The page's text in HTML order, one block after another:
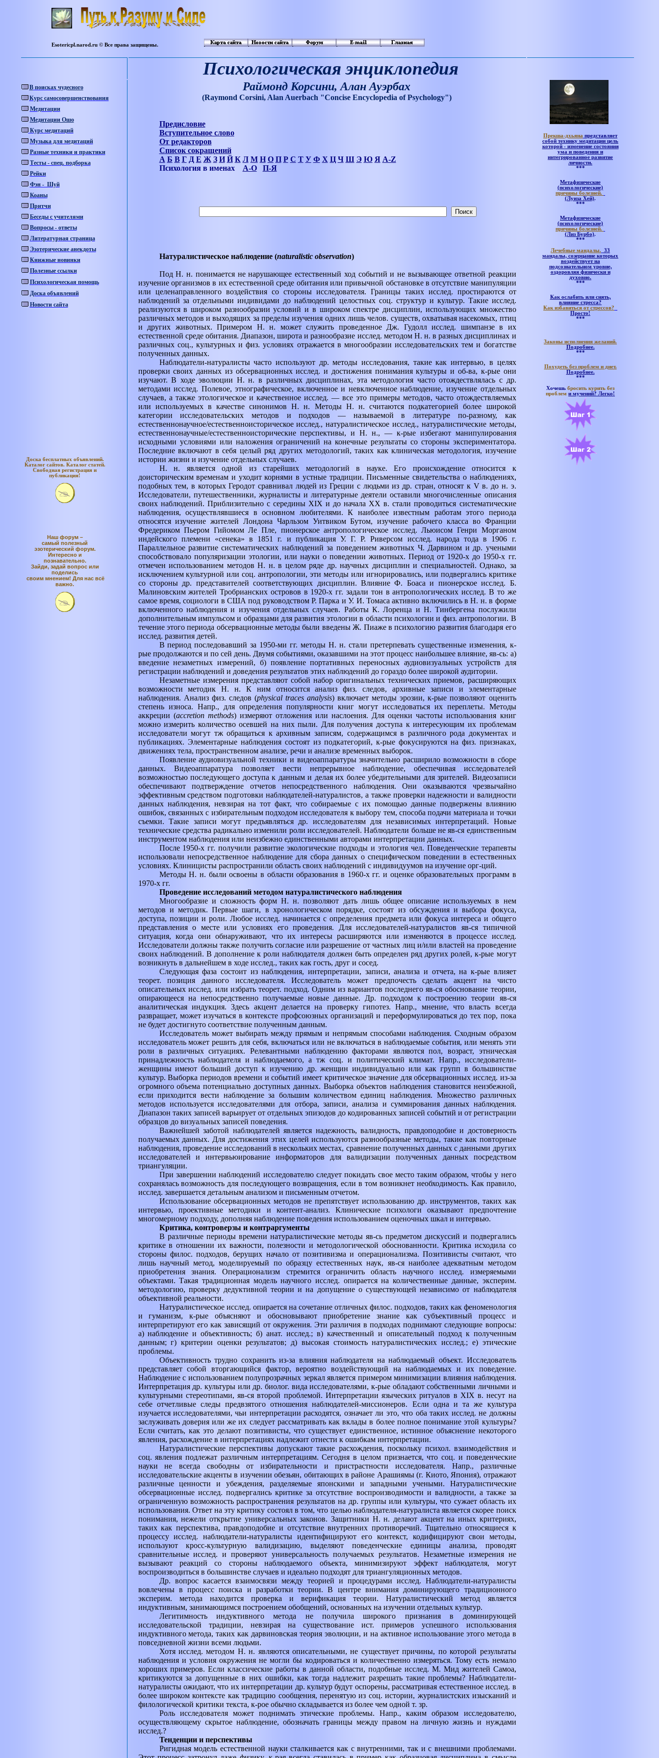
Esotericpl.narod.ru © Все права защищены.
Психологическая энциклопедия
В поисках чудесного
Курс самосовершенствования
Медитации
Медитации Ошо
Курс медитаций
Музыка для медитаций
Разные техники и практики
Тесты - спец. подборка
Рейки
Фэн - Шуй
Коаны
Притчи
Беседы с учителями
Вопросы - ответы
Литературная страница
Эзотерические анекдоты
Книжные новинки
Полезные ссылки
Психологическая помощь
Доска объявлений
Новости сайта
Доска бесплатных объявлений.
Каталог сайтов. Каталог статей.
Свободная регистрация и
публикация!
Наш форум –
самый полезный
эзотерический форум.
Интересно и
познавательно.
Зайди, задай вопрос или
поделись
своим мнением! Для нас всё
важно.
Раймонд Корсини, Алан Ауэрбах
(Raymond Corsini, Alan Auerbach "Concise Encyclopedia оf Psychology")
Предисловие
Вступительное слово
От редакторов
Список сокращений
А Б В Г Д Е Ж З И Й К Л М Н О П Р С Т У Ф Х Ц Ч Ш Э Ю Я A-Z
Психология в именах
А-О П-Я
Натуралистическое наблюдение (naturalistic observation)
Под Н. н. понимается не нарушающее естественный ход событий и не вызывающее ответной реакции
изучение организмов в их естественной среде обитания или привычной обстановке в отсутствие манипуляции
или целенаправленного воздействия со стороны исследователя. Границы таких исслед. простираются от
наблюдений за отдельными индивидами до наблюдений целостных соц. структур и культур. Такие исслед.
реализуются в широком разнообразии условий и в широком спектре дисциплин, использующих множество
различных методов и выходящих за пределы изучения одних лишь челов. существ, охватывая насекомых, птиц
и других животных. Примером Н. н. может служить проведенное Дж. Гудолл исслед. шимпанзе в их
естественной среде обитания. Диапазон, широта и разнообразие исслед. методом Н. н. в разных дисциплинах и
различных соц., культурных и физ. условиях отражается в многообразии исследовательских тем и богатстве
полученных данных.
Наблюдатели-натуралисты часто используют др. методы исследования, такие как интервью, в целях
проверки своих данных из обсервационных исслед. и достижения понимания культуры и об-ва, к-рые они
изучают. В ходе эволюции Н. н. в различных дисциплинах, эта методология часто отождествлялась с др.
методами исслед. Полевое, этнографическое, включенное и невключенное наблюдение, изучение отдельных
случаев, а также этологическое и качественное исслед. — все это примеры методов, часто отождествляемых
или используемых в качестве синонимов Н. н. Методы Н. н. считаются подкатегорией более широкой
категории исследовательских методов и подходов — называемой в литературе по-разному, как
естественнонаучное/естественноисторическое исслед., натуралистическое исслед., натуралистические методы,
естественнонаучные/естественноисторические перспективы, и Н. н., — к-рые избегают манипулирования
исходными условиями или наложения ограничений на конечные результаты со стороны экспериментатора.
Последние включают в себя целый ряд других методологий, таких как клиническая методология, изучение
истории жизни и изучение отдельных случаев.
Н. н. является одной из старейших методологий в науке. Его происхождение относится к
доисторическим временам и уходит корнями в устные традиции. Письменные свидетельства о наблюдениях,
подобных тем, в которых Геродот сравнивал людей из Греции с людьми из др. стран, относят к Vв. до н. э.
Исследователи, путешественники, журналисты и литературные деятели оставили многочисленные описания
своих наблюдений. Приблизительно с середины XIXи до начала XXв. стали проводиться систематические
наблюдения, осуществлявшиеся в основном любителями. К наиболее известным работам этого периода
относятся изучение жителей Лондона Чарльзом Уитвиком Бутом, изучение рабочего класса во Франции
Фредериком Пьером Гийомом Ле Пле, пионерское антропологическое исслед. Льюисом Генри Морганом
индейского племени «сенека» в 1851 г. и публикация У. Г. Р. Риверсом исслед. народа тода в 1906 г.
Параллельное развитие систематических наблюдений за поведением животных Ч. Дарвином и др. учеными
способствовало популяризации этологии, или науки о поведении животных. Период от 1920-х до 1950-х гг.
отмечен использованием методов Н. н. в целом ряде др. научных дисциплин и специальностей. Однако, за
исключением культурной или соц. антропологии, эти методы или игнорировались, или подвергались критике
со стороны др. представителей соответствующих дисциплин. Влияние Ф. Боаса и пионерское исслед. Б.
Малиновским жителей Тробрианских островов в 1920-х гг. задали тон в антропологических исслед. В то же
самое время, социологи в США под руководством Р. Парка и У. И. Томаса активно включились в Н. н. в форме
включенного наблюдения и изучения отдельных случаев. Работы К. Лоренца и Н. Тинбергена послужили
дополнительным импульсом и образцами для развития этологии в области психологии и физ. антропологии. В
течение этого периода обсервационные методы были введены Ж. Пиаже в психологию развития благодаря его
исслед. развития детей.
В период последовавший за 1950-ми гг. методы Н. н. стали претерпевать существенные изменения, к-
рые продолжаются и по сей день. Двумя событиями, оказавшими на этот процесс наибольшее влияние, яв-сь: а)
введение незаметных измерений, б) появление портативных переносных аудиовизуальных устройств для
регистрации наблюдений и доведения результатов этих наблюдений до гораздо более широкой аудитории.
Незаметные измерения представляют собой набор оригинальных технических приемов, расширяющих
возможности методик Н. н. К ним относится анализ физ. следов, архивные записи и элементарные
наблюдения. Анализ физ. следов (physical traces analysis) включает методы эрозии, к-рые позволяют оценить
степень износа. Напр., для определения популярности книг могут исследоваться их переплеты. Методы
аккреции (accretion methods) измеряют отложения или наслоения. Для оценки частоты использования книг
можно измерить количество осевшей на них пыли. Для получения доступа к интересующим их проблемам
исследователи могут тж обращаться к архивным записям, содержащимся в различного рода документах и
публикациях. Элементарные наблюдения состоят из подкатегорий, к-рые фокусируются на физ. признаках,
движениях тела, пространственном анализе, речи и анализе временных выборок.
Появление аудиовизуальной техники и видеоаппаратуры значительно расширило возможности в сборе
данных. Видеоаппаратура позволяет вести непрерывное наблюдение, обеспечивая исследователей
возможностью последующего доступа к данным и делая их более убедительными для зрителей. Видеозаписи
обеспечивают подтверждение отчетов непосредственного наблюдения. Они оказываются чрезвычайно
эффективным средством подготовки наблюдателей-натуралистов, а также проверки надежности и валидности
данных наблюдения, невзирая на тот факт, что собираемые с их помощью данные подвержены влиянию
ошибок, связанных с избирательным подходом исследователя к выбору тем, способа подачи материала и точки
съемки. Такие записи могут предъявляться др. исследователям для независимых интерпретаций. Новые
технические средства радикально изменили роли исследователей. Наблюдатели больше не яв-ся единственным
инструментом наблюдения или неизбежно единственными авторами интерпретации данных.
После 1950-х гг. получили развитие экологические подходы и этология чел. Поведенческие терапевты
использовали непосредственное наблюдение для сбора данных о специфическом поведении в естественных
условиях. Клиницисты распространили область своих наблюдений с индивидуумов на изучение орг-ций.
Методы Н. н. были освоены в области образования в 1960-х гг. и оценке образовательных программ в
1970-х гг.
Проведение исследований методом натуралистического наблюдения
Многообразие и сложность форм Н. н. позволяют дать лишь общее описание используемых в нем
методов и методик. Первые шаги, в хронологическом порядке, состоят из обсуждения и выбора фокуса,
доступа, позиции и роли. Любое исслед. начинается с определения предмета или фокуса интереса и общего
представления о месте или условиях его проведения. Для исследователей-натуралистов яв-ся типичной
ситуация, когда они обнаруживают, что их интересы расширяются или изменяются в процессе исслед.
Исследователи должны также получить согласие или разрешение от частных лиц и/или властей на проведение
своих наблюдений. В дополнение к роли наблюдателя должен быть определен ряд других ролей, к-рые могут
возникнуть в дальнейшем в ходе исслед., таких как гость, друг и сосед.
Следующая фаза состоит из наблюдения, интерпретации, записи, анализа и отчета, на к-рые влияет
теорет. позиция данного исследователя. Исследователь может предпочесть сделать акцент на чисто
описательных исслед. или избрать теорет. подход. Одним из вариантов последнего яв-ся обоснование теории,
опирающееся на непосредственно получаемые новые данные. Др. подходом к построению теории яв-ся
аналитическая индукция. Здесь акцент делается на проверку гипотез. Напр., мнение, что власть всегда
развращает, может изучаться в контексте профсоюзных организаций и переформулироваться до тех пор, пока
не будет достигнуто соответствие полученным данным.
Исследователь может выбирать между прямым и непрямым способами наблюдения. Сходным образом
исследователь может решить для себя, включаться или не включаться в наблюдаемые события, или менять эти
роли в различных ситуациях. Релевантными наблюдению факторами являются пол, возраст, этническая
принадлежность наблюдателя и наблюдаемого, а тж соц. и политический климат. Напр., исследователи-
женщины имеют больший доступ к изучению др. женщин индивидуально или как групп в большинстве
культур. Выборка периодов времени и событий имеет критическое значение для обсервационных исслед. из-за
огромного объема потенциально доступных данных. Выборка объектов наблюдения становится неизбежной,
если приходится вести наблюдение за большим количеством единиц наблюдения. Множество различных
методов используется исследователями для отбора, записи, анализа и суммирования данных наблюдения.
Диапазон таких записей варьирует от отдельных эпизодов до кодированных записей событий и от регистрации
образцов до визуальных записей поведения.
Важнейшей заботой наблюдателей является надежность, валидность, правдоподобие и достоверность
получаемых данных. Для достижения этих целей используются разнообразные методы, такие как повторные
наблюдения, проведение исследований в нескольких местах, сравнение полученных данных с данными других
исследователей и интервьюирование информаторов для валидизации полученных данных посредством
триангуляции.
При завершении наблюдений исследователю следует покидать свое место таким образом, чтобы у него
сохранялась возможность для последующего возвращения, если в том возникнет необходимость. Как правило,
исслед. завершается детальным анализом и письменным отчетом.
Использование обсервационных методов не препятствует использованию др. инструментов, таких как
интервью, проективные методики и контент-анализ. Клинические психологи оказывают предпочтение
многомерному подходу, дополняя наблюдение поведения использованием оценочных шкал и интервью.
Критика, контроверзы и контраргументы
В различные периоды времени натуралистические методы яв-сь предметом дискуссий и подвергались
критике в отношении их важности, полезности и методологической обоснованности. Критика исходила со
стороны филос. подходов, берущих начало от позитивизма и операционализма. Позитивисты считают, что
лишь научный метод, моделируемый по образцу естественных наук, яв-ся наиболее адекватным методом
приобретения знания. Операционализм стремится ограничить область научного исслед. измеряемыми
объектами. Такая традиционная модель научного исслед. опирается на количественные данные, эксперим.
методологию, проверку дедуктивной теории и на допущение о существующей независимо от наблюдателя
объективной реальности.
Натуралистическое исслед. опирается на сочетание отличных филос. подходов, таких как феноменология
и гуманизм, к-рые объясняют и обосновывают приобретение знание как субъективный процесс и
интерпретируют его как зависящий от окружения. Эти различия в подходах поднимают следующие вопросы:
а) наблюдение и объективность; б) анат. исслед.; в) качественный и описательный подход к полученным
данным; г) критерии оценки результатов; д) высокая стоимость натуралистических исслед.; е) этические
проблемы.
Объективность трудно сохранить из-за влияния наблюдателя на наблюдаемый объект. Исследователь
представляет собой вторгающийся фактор, вероятно воздействующий на наблюдаемых и их поведение.
Наблюдение с использованием полупрозрачных зеркал является примером минимизации влияния наблюдения.
Интерпретация др. культуры или др. биолог. вида исследователями, к-рые обладают собственными личными и
культурными стереотипами, яв-ся второй проблемой. Интерпретации языческих ритуалов в XIXв. несут на
себе отчетливые следы предвзятого отношения наблюдателей-миссионеров. Если одна и та же культура
изучается исследователями, чьи интерпретации расходятся, означает ли это, что оба таких исслед. не должны
заслуживать доверия или же их следует рассматривать как вклады в более полное понимание этой культуры?
Если считать, как это делают позитивисты, что существует единственное, истинное объяснение некоторого
явления, расхождение в интерпретациях надлежит отнести к ошибкам интерпретации.
Натуралистические перспективы допускают такие расхождения, поскольку психол. взаимодействия и
соц. явления подлежат различным интерпретациям. Сегодня в целом признается, что соц. и поведенческие
науки не всегда свободны от избирательности и пристрастности исследователя. Напр., различные
исследовательские акценты в изучении обезьян, обитающих в районе Арашиямы (г. Киото, Япония), отражают
различные ценности и убеждения, разделяемые японскими и западными учеными. Натуралистические
обсервационные исслед. подвергались критике за отсутствие воспроизводимости и валидности, а также за
ограниченную возможность распространения результатов на др. группы или культуры, что сужает область их
использования. Ответ на эту критику состоял в том, что целью наблюдателя-натуралиста является скорее поиск
понимания, нежели открытие универсальных законов. Защитники Н. н. делают акцент на иных критериях,
таких как перспектива, правдоподобие и отсутствие внутренних противоречий. Тщательно относящиеся к
процессу исслед. наблюдатели-натуралисты идентифицируют его контекст, кодифицируют свои методы,
используют кросс-культурную валидизацию, выделяют поведенческие единицы анализа, проводят
сравнительные исслед. и проверяют универсальность получаемых результатов. Незаметные измерения не
вызывают реакций со стороны наблюдаемого объекта, минимизируют эффект наблюдателя, могут
воспроизводиться в большинстве случаев и идеально подходят для триангуляционных методов.
Др. вопрос касается взаимосвязи между теорией и процедурами исслед. Наблюдатели-натуралисты
вовлечены в процесс поиска и разработки теории. В центре внимания доминирующего традиционного
эксперим. метода находится проверка и верификация теории. Натуралистический метод является
индуктивным, занимающимся построением обобщений, основанных на изучении отдельных культур.
Легитимность индуктивного метода не получила широкого признания в доминирующей
исследовательской традиции, невзирая на существование ист. примеров успешного использования
индуктивного метода, таких как дарвиновская теория эволюции, и на активное использование этого метода в
повседневной жизни всеми людьми.
Хотя исслед. методом Н. н. являются описательными, не существует причины, по которой результаты
наблюдения и условия окружения не могли бы кодироваться и количественно измеряться. Тому есть немало
хороших примеров. Если классические работы в данной области, подобные исслед. М. Мид жителей Самоа,
критикуются за допущенные в них ошибки, как тогда надлежит разрешать такие проблемы? Наблюдатели-
натуралисты ожидают, что их интерпретации др. культур будут оспорены, рассматривая естественное исслед. в
более широком контексте как традицию сообщения, перенятую из соц. истории, журналистских изысканий и
филологической критики текста, к-рое обычно складывается из более чем одной т. зр.
Роль исследователя может поднимать этические проблемы. Напр., каким образом исследователю,
осуществляющему скрытое наблюдение, обозначать границы между правом на личную жизнь и нуждами
исслед.?
Тенденции и перспективы
Ригидная модель естественной науки сталкивается как с внутренними, так и с внешними проблемами.
Прекша-дхьяна представляет
собой технику медитации цель
которой - изменение состояния
ума и поведения и
интегрированное развитие
личности.
***
Метафизические
(психологические)
причины болезней.
(Луиза Хей).
***
Метафизические
(психологические)
причины болезней.
(Лиз Бурбо).
***
Лечебные мандалы. 33
мандалы, созерцание которых
воздействует на
подсознательном уровне,
оздоровляя физически и
духовно.
***
Как ослабить или снять,
влияние стресса?
Как избавиться от стрессов?
Просто!
***
Законы исполнения желаний.
Подробнее.
***
Похудеть без проблем и диет.
Подробнее.
***
Хочешьбросить курить без
проблеми мучений? Легко!